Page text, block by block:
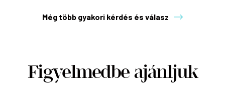
Még több gyakori kérdés és válasz
Figyelmedbe ajánljuk